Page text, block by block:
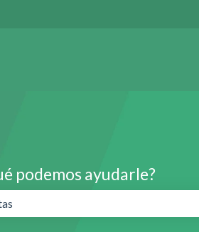
de
podemos ayudarle?